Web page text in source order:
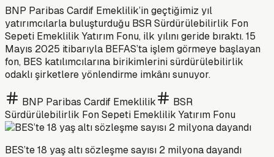
BNP Paribas Cardif Emeklilik’in geçtiğimiz yıl
yatırımcılarla buluşturduğu BSR Sürdürülebilirlik Fon
Sepeti Emeklilik Yatırım Fonu, ilk yılını geride bıraktı. 15
Mayıs 2025 itibarıyla BEFAS’ta işlem görmeye başlayan
fon, BES katılımcılarına birikimlerini sürdürülebilirlik
odaklı şirketlere yönlendirme imkânı sunuyor.
BNP Paribas Cardif Emeklilik
BSR
Sürdürülebilirlik Fon Sepeti Emeklilik Yatırım Fonu
BES’te 18 yaş altı sözleşme sayısı 2 milyona dayandı